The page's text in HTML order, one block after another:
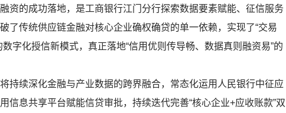
的成功落地，是工商银行江门分行探索数据要素赋能、征信服务
了传统供应链金融对核心企业确权确贷的单一依赖，实现了“交易
字化授信新模式，真正落地“信用优则传导畅、数据真则融资易”的
续深化金融与产业数据的跨界融合，常态化运用人民银行中征应
信息共享平台赋能信贷审批，持续迭代完善“核心企业+应收账款”双